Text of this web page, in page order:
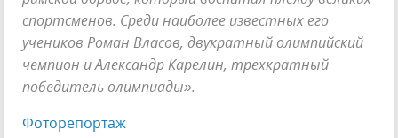
спортсменов. Среди наиболее известных его
учеников Роман Власов, двукратный олимпийский
чемпион и Александр Карелин, трехкратный
победитель олимпиады».
Фоторепортаж